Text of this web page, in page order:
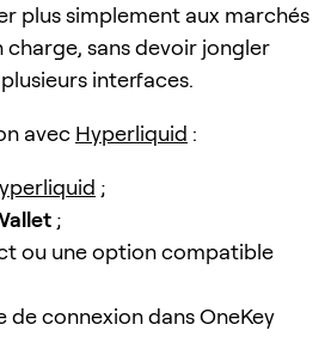
plus simplement aux marchés
sans devoir jongler
interfaces.
avec Hyperliquid :
;
;
ou une option compatible
connexion dans OneKey